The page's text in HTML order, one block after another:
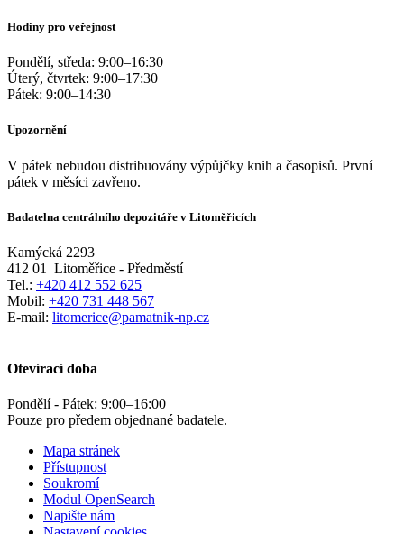
Hodiny pro veřejnost
Pondělí, středa: 9:00–16:30
Úterý, čtvrtek: 9:00–17:30
Pátek: 9:00–14:30
Upozornění
V pátek nebudou distribuovány výpůjčky knih a časopisů. První
pátek v měsíci zavřeno.
Badatelna centrálního depozitáře v Litoměřicích
Kamýcká 2293
412 01
Litoměřice - Předměstí
Tel.: +420 412 552 625
Mobil: +420 731 448 567
E-mail: litomerice@pamatnik-np.cz
Otevírací doba
Pondělí - Pátek: 9:00–16:00
Pouze pro předem objednané badatele.
Mapa stránek
Přístupnost
Soukromí
Modul OpenSearch
Napište nám